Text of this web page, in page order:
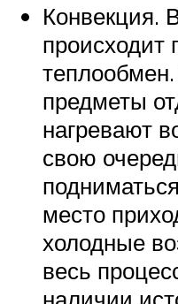
Конвекция.
происходит
предметы
нагревают
свою
место
холодные
весь